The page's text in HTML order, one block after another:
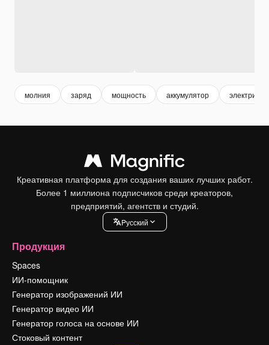
молния заряд мощность аккумулятор
Креативная платформа для создания ваших лучших работ.
Более 1 миллиона подписчиков среди креаторов,
предприятий, агентств и студий.
Pусский
Продукция
Spaces
ИИ-помощник
Генератор изображений ИИ
Генератор видео ИИ
Генератор голоса на основе ИИ
Стоковый контент